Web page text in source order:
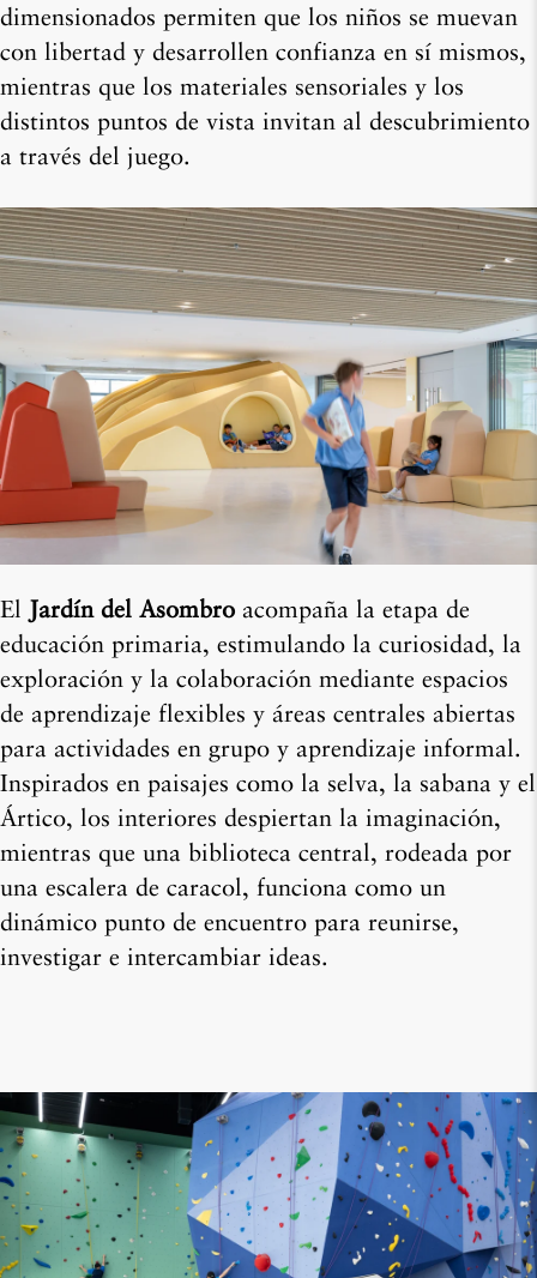
dimensionados permiten que los niños se muevan
con libertad y desarrollen confianza en sí mismos,
mientras que los materiales sensoriales y los
distintos puntos de vista invitan al descubrimiento
a través del juego.
El Jardín del Asombro acompaña la etapa de
educación primaria, estimulando la curiosidad, la
exploración y la colaboración mediante espacios
de aprendizaje flexibles y áreas centrales abiertas
para actividades en grupo y aprendizaje informal.
Inspirados en paisajes como la selva, la sabana y el
Ártico, los interiores despiertan la imaginación,
mientras que una biblioteca central, rodeada por
una escalera de caracol, funciona como un
dinámico punto de encuentro para reunirse,
investigar e intercambiar ideas.